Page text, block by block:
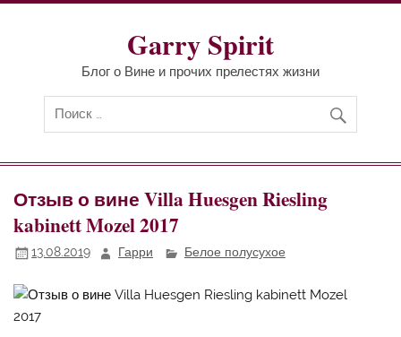
Перейти
Garry Spirit
Блог о Вине и прочих прелестях жизни
Отзыв о вине Villa Huesgen Riesling
kabinett Mozel 2017
13.08.2019 Гарри Белое полусухое